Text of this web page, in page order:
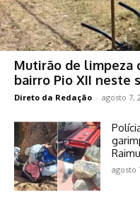
Mutirão de limpeza
bairro Pio XII neste
Direto da Redação - agosto 7,
agosto